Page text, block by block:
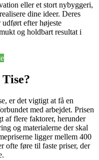
eller et stort nybyggeri,
dine ideer. Deres
efter højeste
og holdbart resultat i
er det vigtigt at få en
med arbejdet. Prisen
af flere faktorer, herunder
og materialerne der skal
ligger mellem 400
ofte føre til faste priser, der